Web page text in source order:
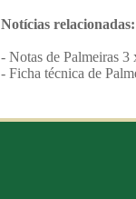
Notícias relacionadas:
- Notas de Palmeiras
- Ficha técnica de